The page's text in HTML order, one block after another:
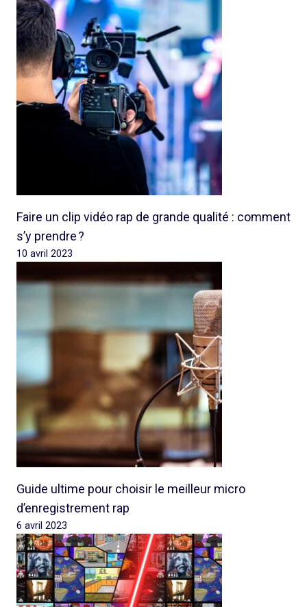
Faire un clip vidéo rap de grande qualité : comment
s’y prendre ?
10 avril 2023
Guide ultime pour choisir le meilleur micro
d’enregistrement rap
6 avril 2023